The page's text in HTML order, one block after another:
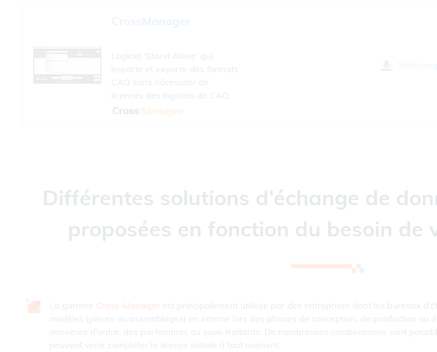
Logiciel 'Stand Alone' qui
importe et exporte des formats
CAO sans nécessiter de
licences des logiciels de CAO.
Différentes solutions d’échange de
proposées en fonction du besoin de
La gamme
est principalement utilisée par des entreprises dont les bureaux
modèles (pièces ou assemblages) en interne lors des phases de conception, de production ou
donneurs d’ordre, des partenaires ou sous-traitants. De nombreuses combinaisons sont
peuvent venir compléter la licence initiale à tout moment.